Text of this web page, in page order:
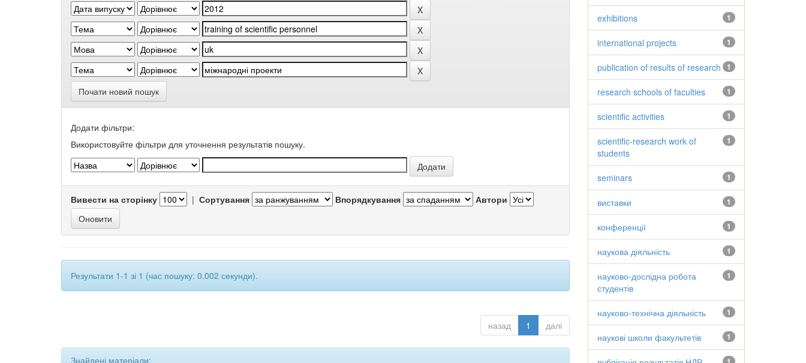
Почати новий пошук
Додати фільтри:
Використовуйте фільтри для уточнення результатів пошуку.
Вивести на сторінку | Сортування Впорядкування Автори
Результати 1-1 зі 1 (час пошуку: 0.002 секунди).
назад 1 далі
Знайдені матеріали:
1
exhibitions
1
international projects
1
publication of results of research
1
research schools of faculties
1
scientific activities
1
scientific-research work of
students
1
seminars
1
виставки
1
конференції
1
наукова діяльність
1
науково-дослідна робота
студентів
1
науково-технічна діяльність
1
наукові школи факультетів